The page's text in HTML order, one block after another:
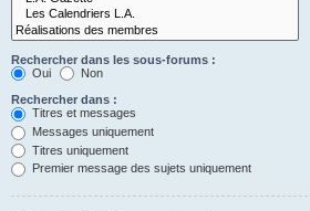
Rechercher dans les sous-forums :
Oui
Non
Rechercher dans :
Titres et messages
Messages uniquement
Titres uniquement
Premier message des sujets uniquement